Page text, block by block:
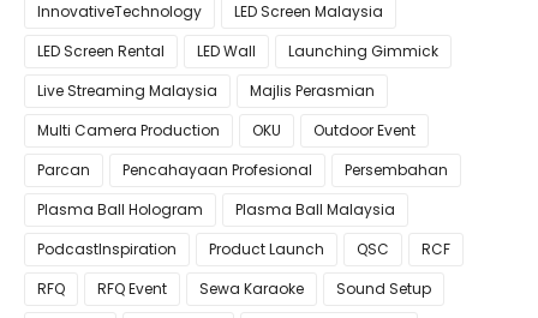
InnovativeTechnology
LED Screen Malaysia
LED Screen Rental
LED Wall
Launching Gimmick
Live Streaming Malaysia
Majlis Perasmian
Multi Camera Production
OKU
Outdoor Event
Parcan
Pencahayaan Profesional
Persembahan
Plasma Ball Hologram
Plasma Ball Malaysia
PodcastInspiration
Product Launch QSC
RCF
RFQ
RFQ Event Sewa Karaoke
Sound Setup